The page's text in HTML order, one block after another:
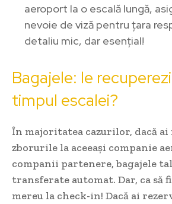
aeroport la o escală lungă,
nevoie de viză pentru țara
detaliu mic, dar esențial!
Bagajele: le
timpul escalei?
În majoritatea cazurilor, dacă
zborurile la aceeași companie
companii partenere, bagajele
transferate automat. Dar, ca să
mereu la check-in! Dacă ai